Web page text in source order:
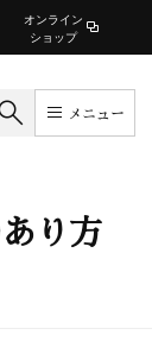
オンライン
ショップ
メニュー
り方